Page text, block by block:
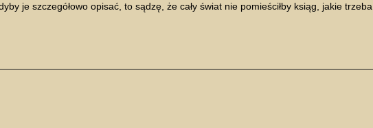
je szczegółowo opisać, to sądzę, że cały świat nie pomieściłby ksiąg, jakie trzeba